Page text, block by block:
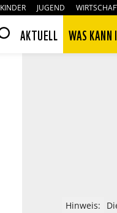
KINDER JUGEND
AKTUELL WAS KANN
Hinweis: